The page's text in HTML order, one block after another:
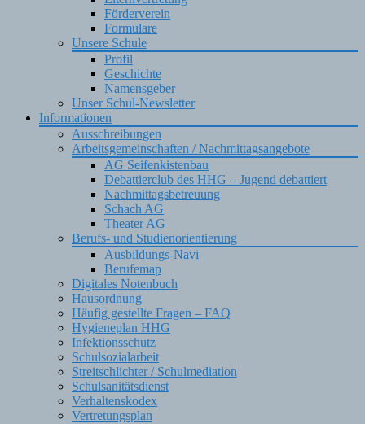
Förderverein
Formulare
Unsere Schule
Profil
Geschichte
Namensgeber
Unser Schul-Newsletter
Informationen
Ausschreibungen
Arbeitsgemeinschaften / Nachmittagsangebote
AG Seifenkistenbau
Debattierclub des HHG – Jugend debattiert
Nachmittagsbetreuung
Schach AG
Theater AG
Berufs- und Studienorientierung
Ausbildungs-Navi
Berufemap
Digitales Notenbuch
Hausordnung
Häufig gestellte Fragen – FAQ
Hygieneplan HHG
Infektionsschutz
Schulsozialarbeit
Streitschlichter / Schulmediation
Schulsanitätsdienst
Verhaltenskodex
Vertretungsplan